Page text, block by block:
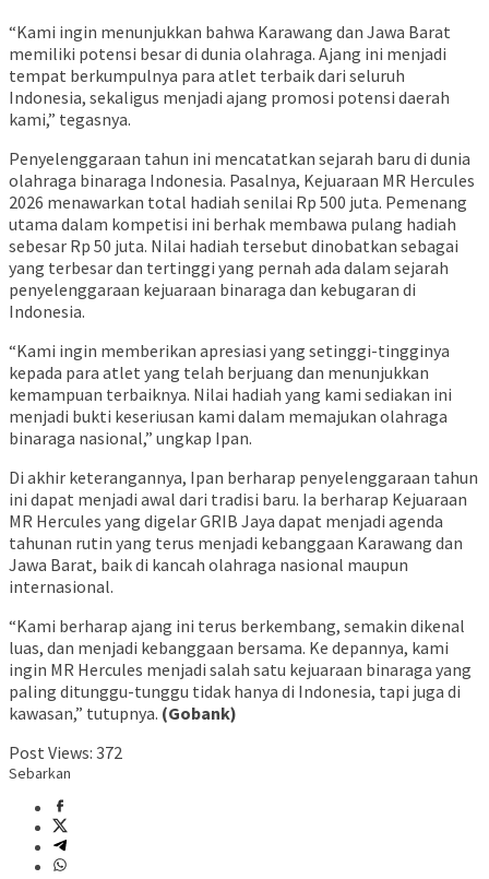
“Kami ingin menunjukkan bahwa Karawang dan Jawa Barat
memiliki potensi besar di dunia olahraga. Ajang ini menjadi
tempat berkumpulnya para atlet terbaik dari seluruh
Indonesia, sekaligus menjadi ajang promosi potensi daerah
kami,” tegasnya.
Penyelenggaraan tahun ini mencatatkan sejarah baru di dunia
olahraga binaraga Indonesia. Pasalnya, Kejuaraan MR Hercules
2026 menawarkan total hadiah senilai Rp 500 juta. Pemenang
utama dalam kompetisi ini berhak membawa pulang hadiah
sebesar Rp 50 juta. Nilai hadiah tersebut dinobatkan sebagai
yang terbesar dan tertinggi yang pernah ada dalam sejarah
penyelenggaraan kejuaraan binaraga dan kebugaran di
Indonesia.
“Kami ingin memberikan apresiasi yang setinggi-tingginya
kepada para atlet yang telah berjuang dan menunjukkan
kemampuan terbaiknya. Nilai hadiah yang kami sediakan ini
menjadi bukti keseriusan kami dalam memajukan olahraga
binaraga nasional,” ungkap Ipan.
Di akhir keterangannya, Ipan berharap penyelenggaraan tahun
ini dapat menjadi awal dari tradisi baru. Ia berharap Kejuaraan
MR Hercules yang digelar GRIB Jaya dapat menjadi agenda
tahunan rutin yang terus menjadi kebanggaan Karawang dan
Jawa Barat, baik di kancah olahraga nasional maupun
internasional.
“Kami berharap ajang ini terus berkembang, semakin dikenal
luas, dan menjadi kebanggaan bersama. Ke depannya, kami
ingin MR Hercules menjadi salah satu kejuaraan binaraga yang
paling ditunggu-tunggu tidak hanya di Indonesia, tapi juga di
kawasan,” tutupnya. (Gobank)
Post Views: 372
Sebarkan